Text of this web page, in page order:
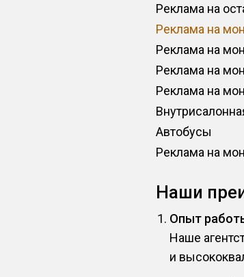
Реклама на
Реклама на
Реклама на
Реклама на
Реклама на
Автобусы
Реклама на
Наши
Опыт
Наше
и